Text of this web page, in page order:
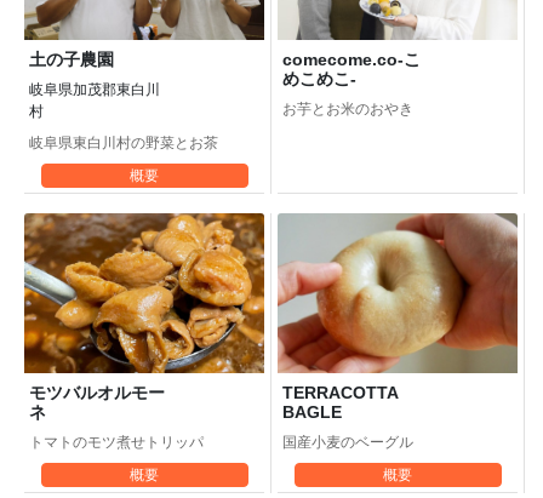
土の子農園
岐阜県加茂郡東白川
村
岐阜県東白川村の野菜とお茶
概要
comecome.co-こ
めこめこ-
お芋とお米のおやき
モツバルオルモー
ネ
トマトのモツ煮せトリッパ
概要
TERRACOTTA
BAGLE
国産小麦のベーグル
概要